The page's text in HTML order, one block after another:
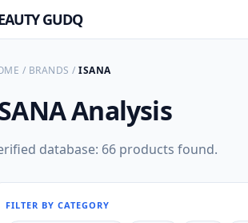
GUDQ
/ BRANDS / ISANA
Analysis
database: 66 products found.
FILTER BY CATEGORY